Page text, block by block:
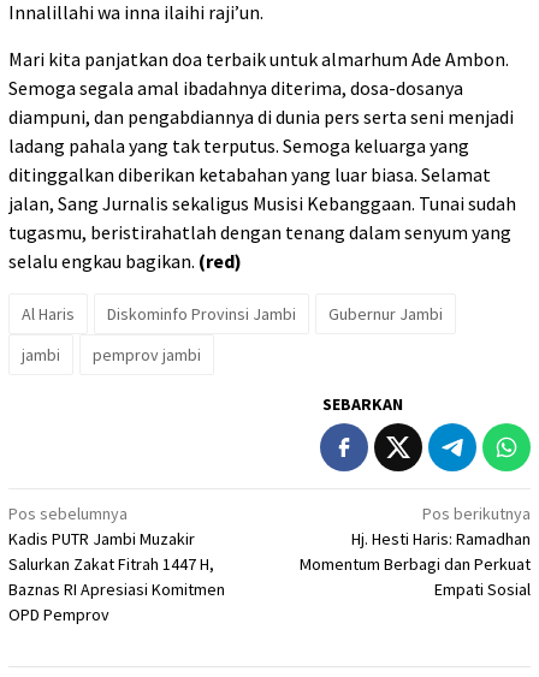
Innalillahi wa inna ilaihi raji’un.
Mari kita panjatkan doa terbaik untuk almarhum Ade Ambon.
Semoga segala amal ibadahnya diterima, dosa-dosanya
diampuni, dan pengabdiannya di dunia pers serta seni menjadi
ladang pahala yang tak terputus. Semoga keluarga yang
ditinggalkan diberikan ketabahan yang luar biasa. Selamat
jalan, Sang Jurnalis sekaligus Musisi Kebanggaan. Tunai sudah
tugasmu, beristirahatlah dengan tenang dalam senyum yang
selalu engkau bagikan. (red)
Al Haris Diskominfo Provinsi Jambi
Gubernur Jambi
jambi
pemprov jambi
SEBARKAN
Navigasi
pos
Pos sebelumnya
Kadis PUTR Jambi Muzakir
Salurkan Zakat Fitrah 1447 H,
Baznas RI Apresiasi Komitmen
OPD Pemprov
Pos berikutnya
Hj. Hesti Haris: Ramadhan
Momentum Berbagi dan Perkuat
Empati Sosial